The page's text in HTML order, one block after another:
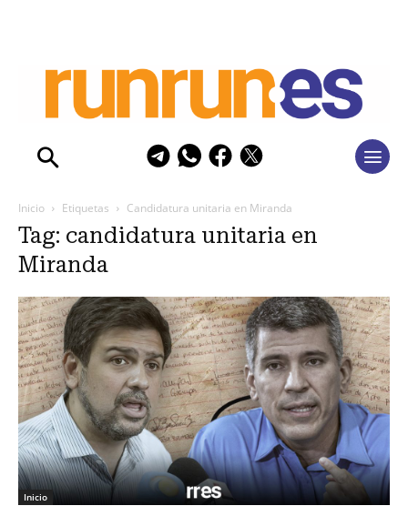
Inicio Etiquetas Candidatura unitaria en Miranda
Tag: candidatura unitaria en
Miranda
Inicio